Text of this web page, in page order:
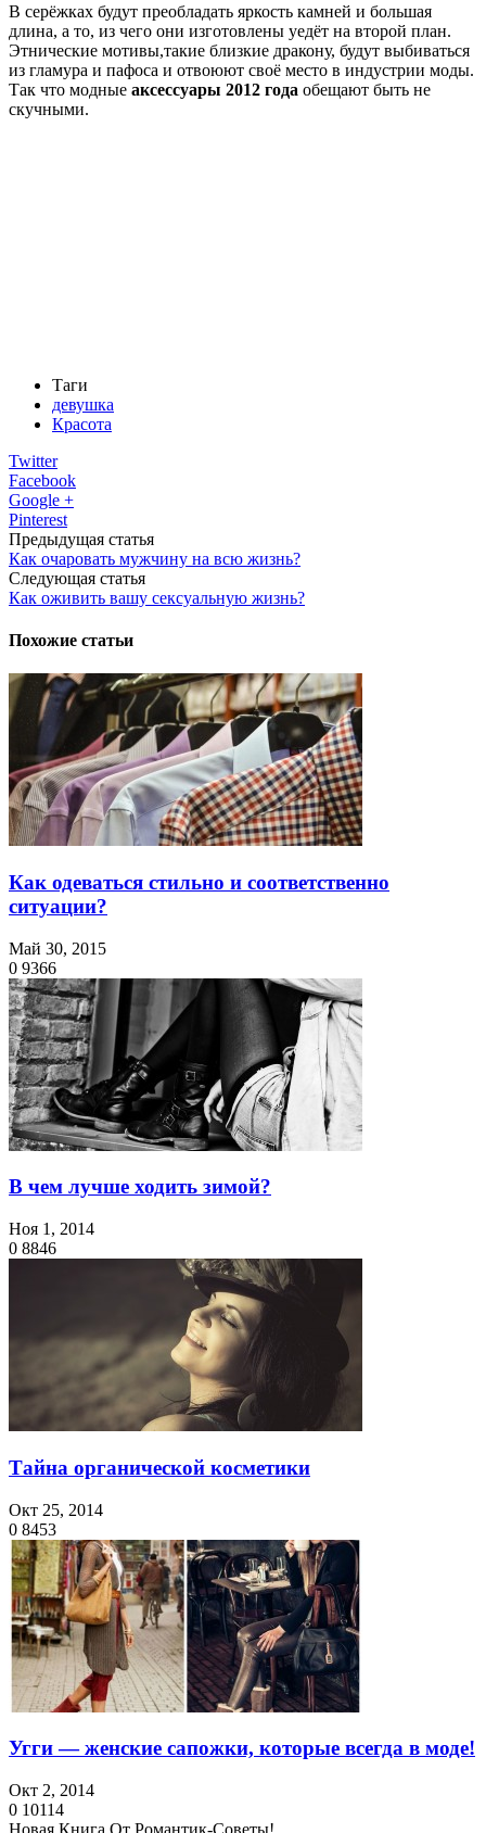
В серёжках будут преобладать яркость камней и большая
длина, а то, из чего они изготовлены уедёт на второй план.
Этнические мотивы,такие близкие дракону, будут выбиваться
из гламура и пафоса и отвоюют своё место в индустрии моды.
Так что модные аксессуары 2012 года обещают быть не
скучными.
Таги
девушка
Красота
Twitter
Facebook
Google +
Pinterest
Предыдущая статья
Как очаровать мужчину на всю жизнь?
Следующая статья
Как оживить вашу сексуальную жизнь?
Похожие статьи
Как одеваться стильно и соответственно
ситуации?
Май 30, 2015
0 9366
В чем лучше ходить зимой?
Ноя 1, 2014
0 8846
Тайна органической косметики
Окт 25, 2014
0 8453
Угги — женские сапожки, которые всегда в моде!
Окт 2, 2014
0 10114
Новая Книга От Романтик-Советы!